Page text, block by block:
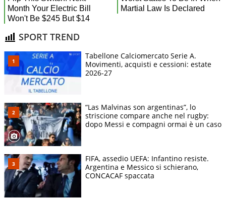
SPORT TREND
Tabellone Calciomercato Serie A.
Movimenti, acquisti e cessioni: estate
2026-27
“Las Malvinas son argentinas”, lo
striscione compare anche nel rugby:
dopo Messi e compagni ormai è un caso
FIFA, assedio UEFA: Infantino resiste.
Argentina e Messico si schierano,
CONCACAF spaccata